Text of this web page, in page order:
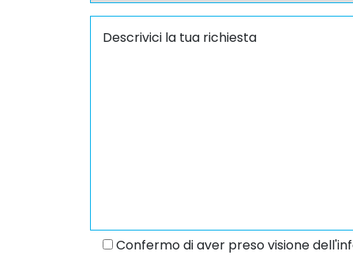
Confermo di aver preso visione